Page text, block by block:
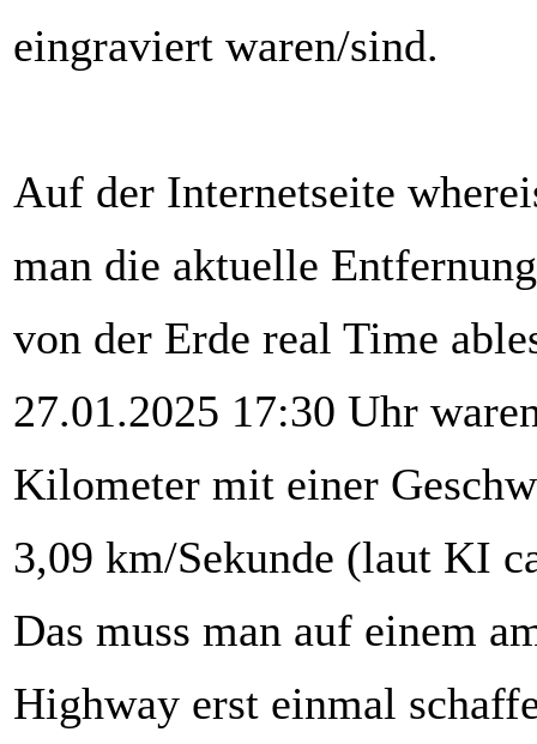
eingraviert waren/sind.
Auf der Internetseite
man die aktuelle
von der Erde real Time
27.01.2025 17:30 Uhr
Kilometer mit einer
3,09 km/Sekunde (laut KI
Das muss man auf einem
Highway erst einmal